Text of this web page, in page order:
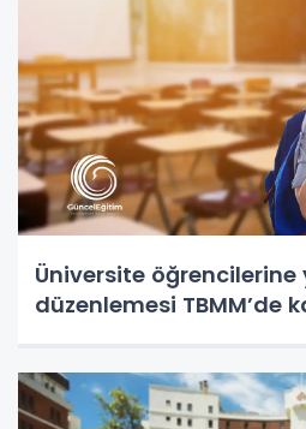
Üniversite öğrencilerine
düzenlemesi TBMM’de